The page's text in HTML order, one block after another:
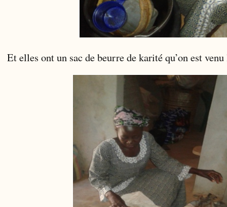
Et elles ont un sac de beurre de karité qu’on est